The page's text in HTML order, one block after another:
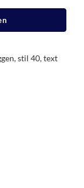
stil 40, text